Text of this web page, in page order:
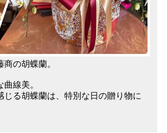
の胡蝶蘭。
線美。
じる胡蝶蘭は、特別な日の贈り物に